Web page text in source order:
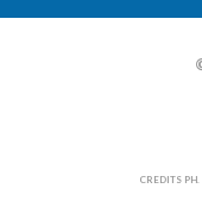
CREDITS